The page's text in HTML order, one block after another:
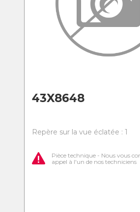
43X8648
Repère sur la vue éclatée : 1
Pièce technique - Nous vous
appel à l'un de nos techniciens